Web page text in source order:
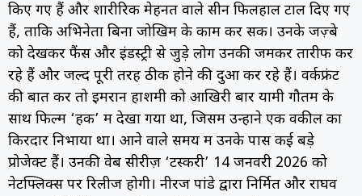
किए गए हैं और शारीरिक मेहनत वाले सीन फिलहाल टाल दिए गए
हैं, ताकि अभिनेता बिना जोखिम के काम कर सकें। उनके जज़्बे
को देखकर फैंस और इंडस्ट्री से जुड़े लोग उनकी जमकर तारीफ कर
रहे हैं और जल्द पूरी तरह ठीक होने की दुआ कर रहे हैं। वर्कफ्रंट
की बात करें तो इमरान हाशमी को आखिरी बार यामी गौतम के
साथ फिल्म ‘हक’ में देखा गया था, जिसमें उन्होंने एक वकील का
किरदार निभाया था। आने वाले समय में उनके पास कई बड़े
प्रोजेक्ट हैं। उनकी वेब सीरीज़ ‘टस्करी’ 14 जनवरी 2026 को
नेटफ्लिक्स पर रिलीज होगी। नीरज पांडे द्वारा निर्मित और राघव